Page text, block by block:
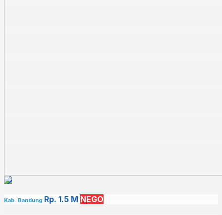
Kab. Bandung Rp. 1.5 M NEGO